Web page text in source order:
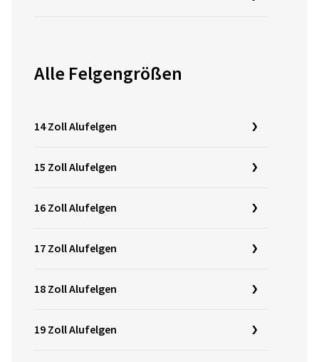
Alle Felgengrößen
14 Zoll Alufelgen
15 Zoll Alufelgen
16 Zoll Alufelgen
17 Zoll Alufelgen
18 Zoll Alufelgen
19 Zoll Alufelgen